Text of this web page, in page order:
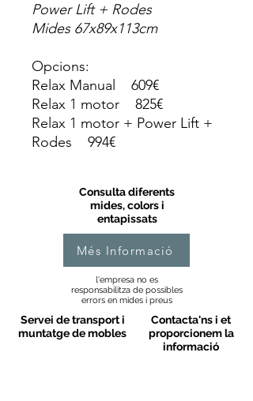
Power Lift + Rodes
Mides 67x89x113cm
Opcions:
Relax Manual 609€
Relax 1 motor 825€
Relax 1 motor + Power Lift +
Rodes 994€
Consulta diferents
mides, colors i
entapissats
Més Informació
l'empresa no es
responsabilitza de possibles
errors en mides i preus
Servei de transport i
muntatge de mobles
Contacta'ns i et
proporcionem la
informació